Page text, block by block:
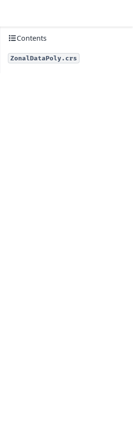
Contents
ZonalDataPoly.crs